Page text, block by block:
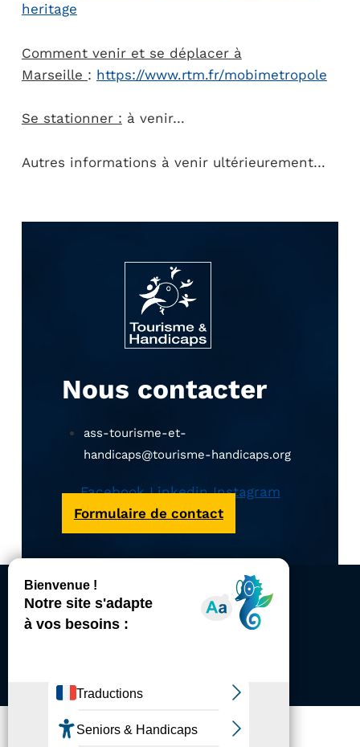
heritage
Comment venir et se déplacer à
Marseille : https://www.rtm.fr/mobimetropole
Se stationner : à venir…
Autres informations à venir ultérieurement…
Nous contacter
ass-tourisme-et-
handicaps@tourisme-handicaps.org
Facebook Linkedin Instagram
Formulaire de contact
ACCESSIBILITÉ
REVUE DE PRESSE
PLAN DU SITE